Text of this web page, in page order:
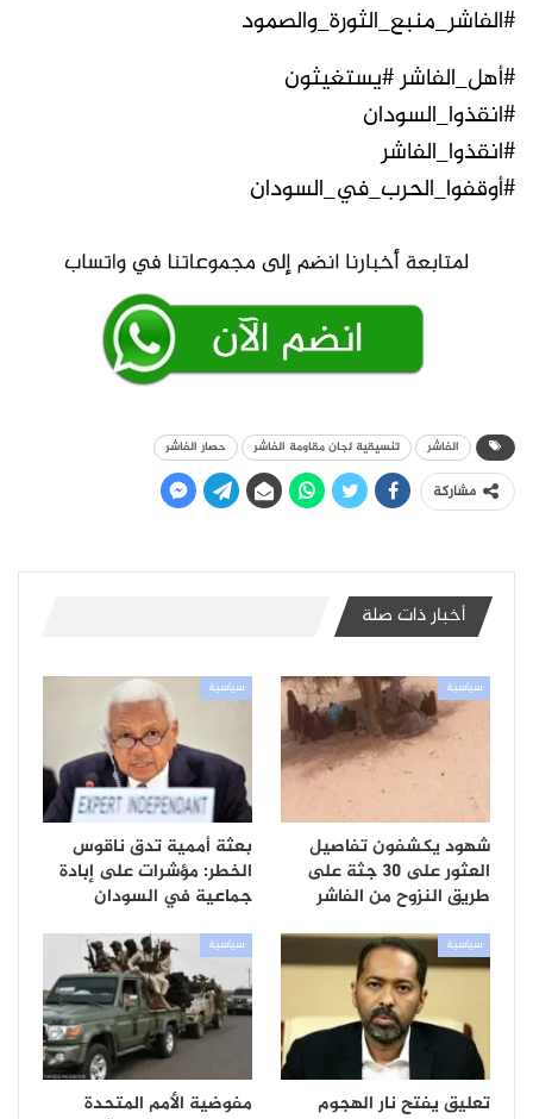
#الفاشر_منبع_الثورة_والصمود
#أهل_الفاشر #يستغيثون
#انقذوا_السودان
#انقذوا_الفاشر
#أوقفوا_الحرب_في_السودان
الفاشر تنسيقية لجان مقاومة الفاشر حصار الفاشر
مشاركة
أخبار ذات صلة
سياسية
شهود يكشفون تفاصيل
العثور على 30 جثة على
طريق النزوح من الفاشر
سياسية
بعثة أممية تدق ناقوس
الخطر: مؤشرات على إبادة
جماعية في السودان
سياسية
تعليق يفتح نار الهجوم
سياسية
مفوضية الأمم المتحدة